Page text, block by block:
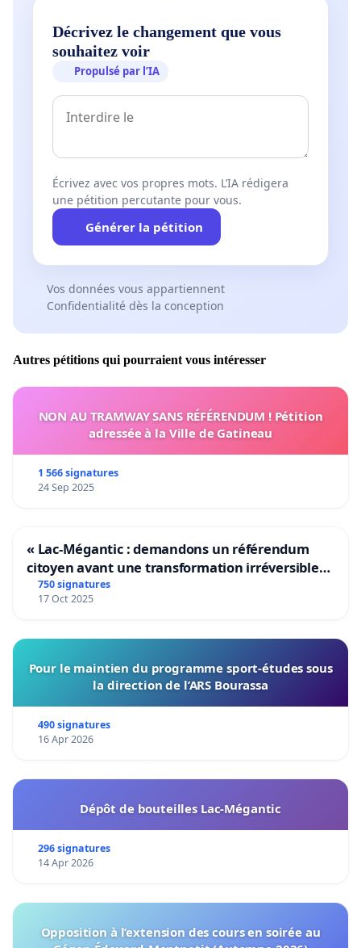
Décrivez le changement que vous
souhaitez voir
Propulsé par l’IA
Écrivez avec vos propres mots. L’IA rédigera
une pétition percutante pour vous.
Générer la pétition
Vos données vous appartiennent
Confidentialité dès la conception
Autres pétitions qui pourraient vous intéresser
NON AU TRAMWAY SANS RÉFÉRENDUM ! Pétition
adressée à la Ville de Gatineau
1 566 signatures
24 Sep 2025
« Lac-Mégantic : demandons un référendum
citoyen avant une transformation irréversible
de notre territoire »
750 signatures
17 Oct 2025
Pour le maintien du programme sport-études sous
la direction de l’ARS Bourassa
490 signatures
16 Apr 2026
Dépôt de bouteilles Lac-Mégantic
296 signatures
14 Apr 2026
Opposition à l’extension des cours en soirée au